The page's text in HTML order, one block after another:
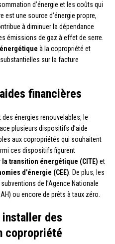
d’énergie et les coûts qui
est une source d’énergie propre,
à diminuer la dépendance
émissions de gaz à effet de serre.
à la copropriété et
sur la facture
financières
énergies renouvelables, le
plusieurs dispositifs d’aide
aux copropriétés qui souhaitent
ces dispositifs figurent
la transition énergétique (CITE) et
d’énergie (CEE). De plus, les
de l’Agence Nationale
ou encore de prêts à taux zéro.
installer des
copropriété